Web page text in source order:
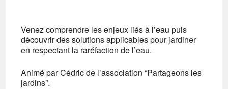
Venez comprendre les enjeux liés à l’eau puis
découvrir des solutions applicables pour jardiner
en respectant la raréfaction de l’eau.
Animé par Cédric de l’association “Partageons les
jardins”.